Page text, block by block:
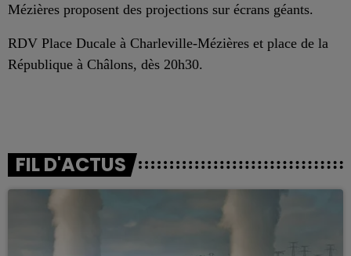
Mézières proposent des projections sur écrans géants.
RDV Place Ducale à Charleville-Mézières et place de la
République à Châlons, dès 20h30.
FIL D'ACTUS